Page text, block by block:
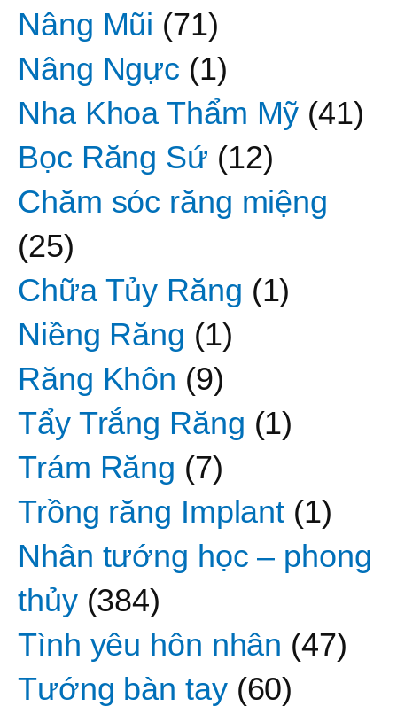
Nâng Mũi (71)
Nâng Ngực (1)
Nha Khoa Thẩm Mỹ (41)
Bọc Răng Sứ (12)
Chăm sóc răng miệng
(25)
Chữa Tủy Răng (1)
Niềng Răng (1)
Răng Khôn (9)
Tẩy Trắng Răng (1)
Trám Răng (7)
Trồng răng Implant (1)
Nhân tướng học – phong
thủy(384)
Tình yêu hôn nhân (47)
Tướng bàn tay(60)